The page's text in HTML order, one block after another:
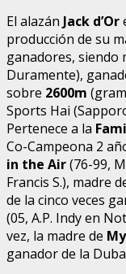
El alazán Jack d’Or
producción de su
ganadores, siendo
Duramente),
sobre 2600m
Sports Hai
Pertenece a la
Co-Campeona 2
in the Air(76-99,
Francis S.), madre
de la cinco veces
(05, A.P. Indy en
vez, la madre de
ganador de la